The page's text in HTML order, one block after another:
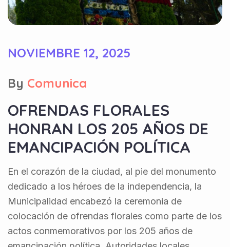
NOVIEMBRE 12, 2025
By Comunica
OFRENDAS FLORALES
HONRAN LOS 205 AÑOS DE
EMANCIPACIÓN POLÍTICA
En el corazón de la ciudad, al pie del monumento
dedicado a los héroes de la independencia, la
Municipalidad encabezó la ceremonia de
colocación de ofrendas florales como parte de los
actos conmemorativos por los 205 años de